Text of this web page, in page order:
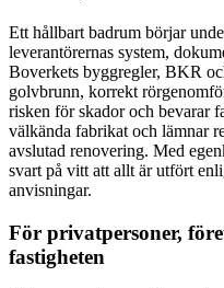
Ett hållbart badrum börjar
leverantörernas system,
Boverkets byggregler, BKR
golvbrunn, korrekt
risken för skador och bevarar
välkända fabrikat och lämnar
avslutad renovering. Med
svart på vitt att allt är utfört
anvisningar.
För privatpersoner,
fastigheten